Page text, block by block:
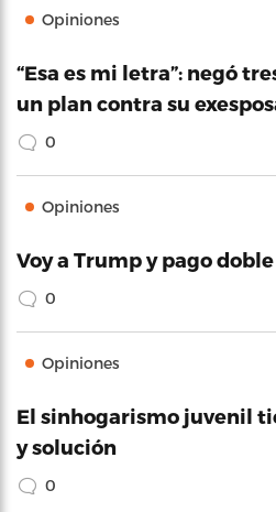
Opiniones
“Esa es mi letra”: negó
un plan contra su
0
Opiniones
Voy a Trump y pago doble
0
Opiniones
El sinhogarismo juvenil
y solución
0